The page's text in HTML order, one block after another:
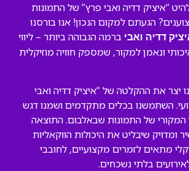
“איציק דדיה ואבי פרץ” של התמונות
הגעתם למקום הנכון! אנו בורסנו
דדיה ואבי ברמה הגבוהה ביותר – ליווי
ונאמן למקור, שמספק חוויה מוזיקלית
יצר את ההקלטה של “איציק דדיה ואבי
השתמשנו בכלים מתקדמים ושמנו דגש
המקורי של התמונות שבאלבום. התוצאה
ומדויק שיבליט את היכולות הווקאליות
מתאים לזמרים מקצועיים, לחובבי
בלתי נשכחים.